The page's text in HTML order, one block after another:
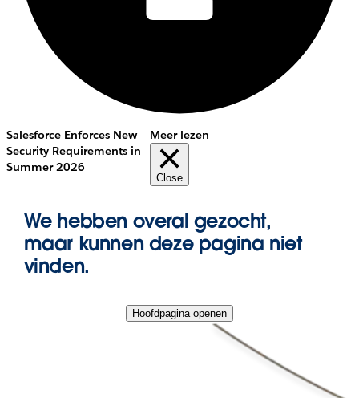
Salesforce Enforces New
Security Requirements in
Summer 2026
Meer lezen
Close
We hebben overal gezocht,
maar kunnen deze pagina niet
vinden.
Hoofdpagina openen